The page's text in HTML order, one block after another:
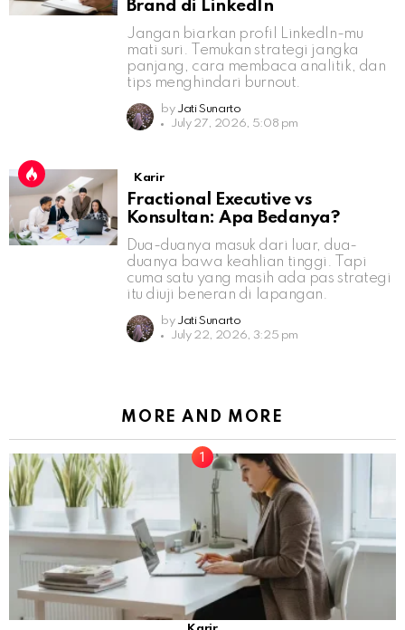
Brand di LinkedIn
Jangan biarkan profil LinkedIn-mu
mati suri. Temukan strategi jangka
panjang, cara membaca analitik, dan
tips menghindari burnout.
by Jati Sunarto
July 27, 2026, 5:08 pm
Karir
Fractional Executive vs
Konsultan: Apa Bedanya?
Dua-duanya masuk dari luar, dua-
duanya bawa keahlian tinggi. Tapi
cuma satu yang masih ada pas strategi
itu diuji beneran di lapangan.
by Jati Sunarto
July 22, 2026, 3:25 pm
MORE AND MORE